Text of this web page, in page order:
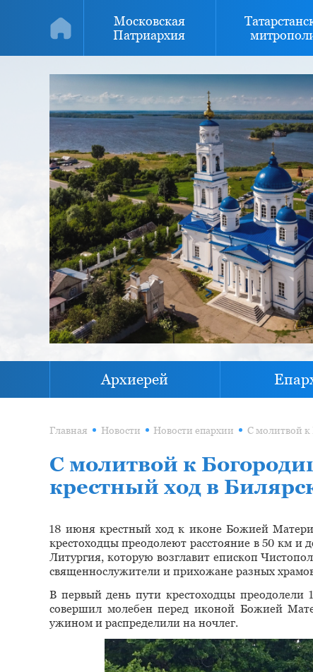
Московская
Патриархия
Архиерей
Главная Новости Новости епархии
С молитвой к
крестный ход в
18 июня крестный ход к иконе Божией
крестоходцы преодолеют расстояние в 50 км и
Литургия, которую возглавит епископ
священнослужители и прихожане разных
В первый день пути крестоходцы преодолели
совершил молебен перед иконой Божией
ужином и распределили на ночлег.